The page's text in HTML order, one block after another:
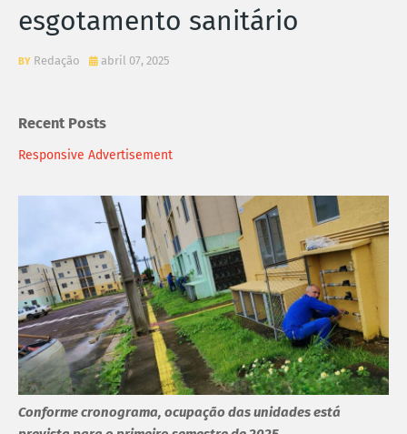
esgotamento sanitário
Redação abril 07, 2025
Recent Posts
Responsive Advertisement
Conforme cronograma, ocupação das unidades está